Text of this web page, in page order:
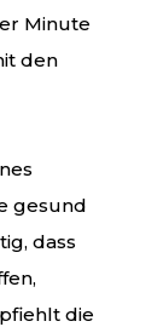
Minute
den
gesund
dass
die